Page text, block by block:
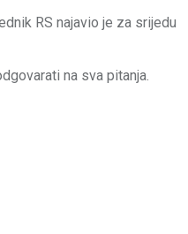
RS najavio je za srijedu
na sva pitanja.